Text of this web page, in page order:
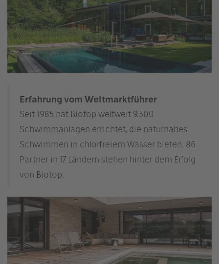
Erfahrung vom Weltmarktführer
Seit 1985 hat Biotop weltweit 9.500
Schwimmanlagen errichtet, die naturnahes
Schwimmen in chlorfreiem Wasser bieten. 86
Partner in 17 Ländern stehen hinter dem Erfolg
von Biotop.